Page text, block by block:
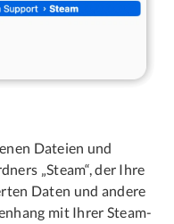
Dateien und
„Steam“, der Ihre
Daten und andere
mit Ihrer Steam-